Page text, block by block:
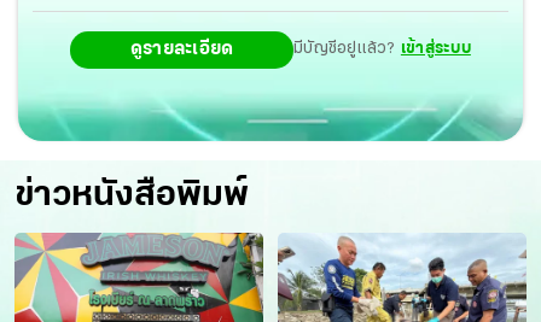
ดูรายละเอียด มีบัญชีอยู่แล้ว? เข้าสู่ระบบ
ข่าวหนังสือพิมพ์